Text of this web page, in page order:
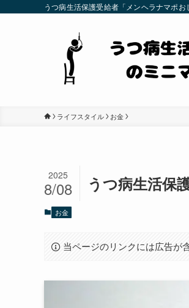
うつ病生活保護受給者「メンヘラナマポお
ライフスタイル お金
うつ病生活保
2025
8/08
お金
当ページのリンクには広告が